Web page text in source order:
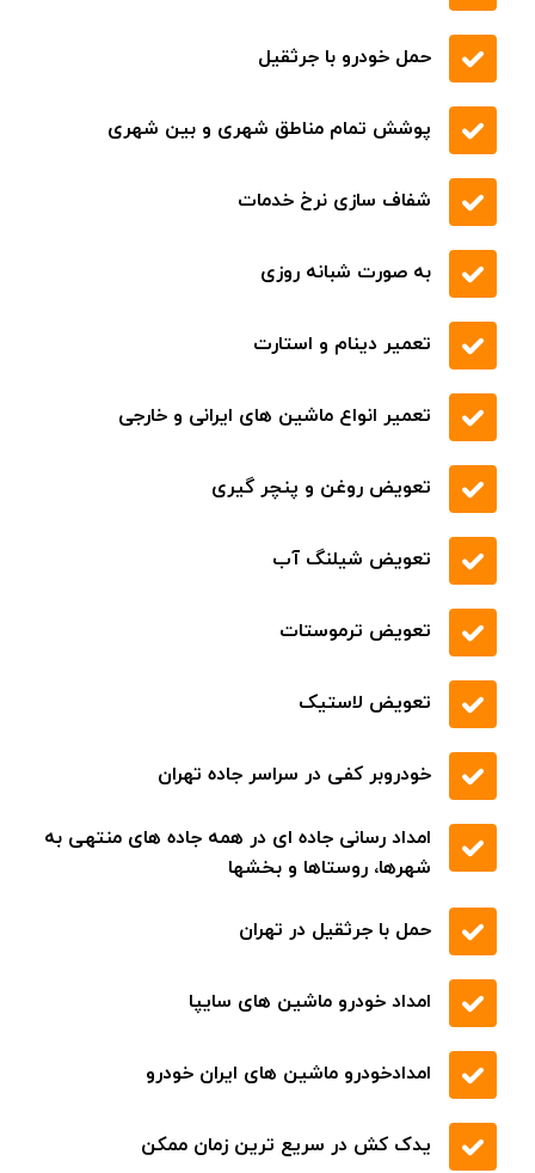
حمل خودرو با جرثقیل
پوشش تمام مناطق شهری و بین شهری
شفاف سازی نرخ خدمات
به صورت شبانه روزی
تعمیر دینام و استارت
تعمیر انواع ماشین های ایرانی و خارجی
تعویض روغن و پنچر گیری
تعویض شیلنگ آب
تعویض ترموستات
تعویض لاستیک
خودروبر کفی در سراسر جاده تهران
امداد رسانی جاده ای در همه جاده های منتهی به
شهرها، روستاها و بخشها
حمل با جرثقیل در تهران
امداد خودرو ماشین های سایپا
امدادخودرو ماشین های ایران خودرو
یدک کش در سریع ترین زمان ممکن